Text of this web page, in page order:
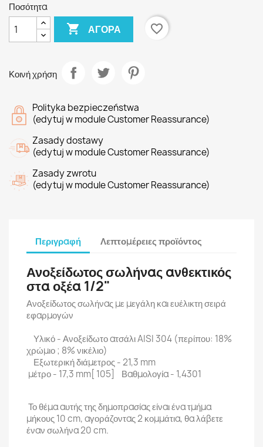
Ποσότητα
 ΑΓΟΡΆ favorite_border
Κοινή χρήση
Polityka bezpieczeństwa
(edytuj w module Customer Reassurance)
Zasady dostawy
(edytuj w module Customer Reassurance)
Zasady zwrotu
(edytuj w module Customer Reassurance)
Περιγραφή Λεπτομέρειες προϊόντος
Ανοξείδωτος σωλήνας ανθεκτικός
στα οξέα 1/2"
Ανοξείδωτος σωλήνας με μεγάλη και ευέλικτη σειρά
εφαρμογών
Υλικό - Ανοξείδωτο ατσάλι AISI 304 (περίπου: 18%
χρώμιο ; 8% νικέλιο)
Εξωτερική διάμετρος - 21,3 mm
μέτρο - 17,3 mm[ 105] Βαθμολογία - 1,4301
Το θέμα αυτής της δημοπρασίας είναι ένα τμήμα
μήκους 10 cm, αγοράζοντας 2 κομμάτια, θα λάβετε
έναν σωλήνα 20 cm.